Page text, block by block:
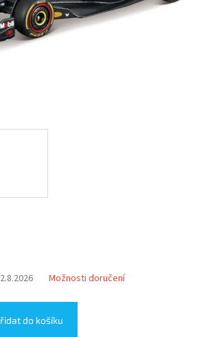
Možnosti doručení
do košíku